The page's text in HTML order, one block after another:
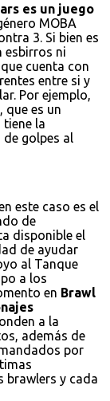
es un juego
MOBA
3. Si bien es
esbirros ni
cuenta con
entre si y
Por ejemplo,
que es un
tiene la
golpes al
este caso es el
de
disponible el
de ayudar
al Tanque
a los
en Brawl
a la
además de
por
brawlers y cada